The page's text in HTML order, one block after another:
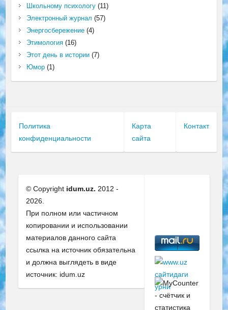
Школьному психологу(11)
Электронный журнал (57)
Энергосбережение(4)
Этимология(16)
Этот день в истории(7)
Юмор(1)
Политика
конфиденциальности
Карта
сайта
Контакт
© Copyright idum.uz. 2012 -
2026.
При полном или частичном
копировании и использовании
материалов данного сайта
ссылка на источник обязательна
и должна выглядеть в виде
источник: idum.uz